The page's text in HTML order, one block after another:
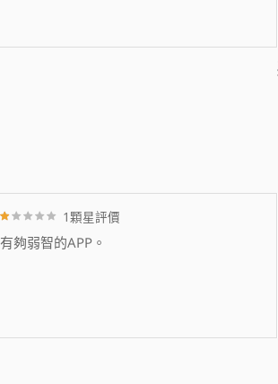
1顆星評價
有夠弱智的APP。